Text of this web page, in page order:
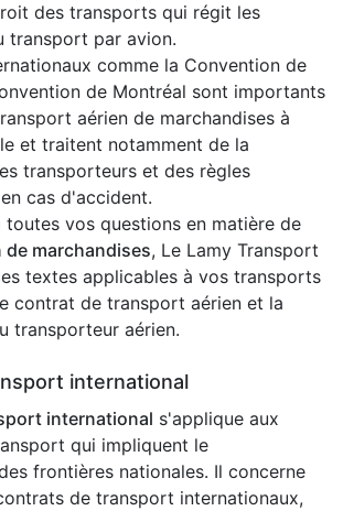
des transports qui régit les
transport par avion.
comme la Convention de
de Montréal sont importants
aérien de marchandises à
et traitent notamment de la
transporteurs et des règles
cas d'accident.
toutes vos questions en matière de
marchandises, Le Lamy Transport
textes applicables à vos transports
contrat de transport aérien et la
transporteur aérien.
international
international s'applique aux
qui impliquent le
frontières nationales. Il concerne
de transport internationaux,